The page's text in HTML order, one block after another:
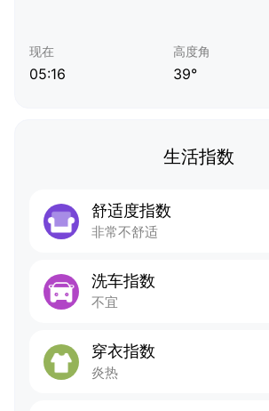
现在
05:16
高度角
39°
生活指数
舒适度指数
非常不舒适
洗车指数
不宜
穿衣指数
炎热